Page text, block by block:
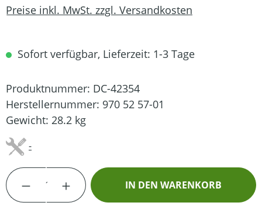
Preise inkl. MwSt. zzgl. Versandkosten
Sofort verfügbar, Lieferzeit: 1-3 Tage
Produktnummer: DC-42354
Herstellernummer: 970 52 57-01
Gewicht: 28.2 kg
-
Produkt Anzahl: Gib den gewünschten
IN DEN WARENKORB